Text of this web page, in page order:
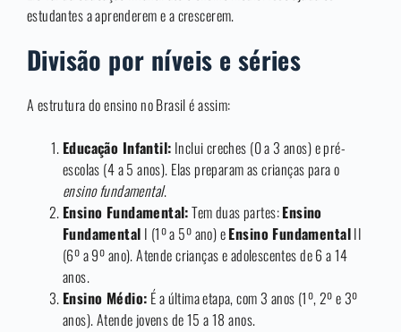
estudantes a aprenderem e a crescerem.
Divisão por níveis e séries
A estrutura do ensino no Brasil é assim:
Educação Infantil: Inclui creches (0 a 3 anos) e pré-
escolas (4 a 5 anos). Elas preparam as crianças para o
ensino fundamental.
Ensino Fundamental:Tem duas partes:Ensino
Fundamental I (1º a 5º ano) eEnsino FundamentalII
(6º a 9º ano). Atende crianças e adolescentes de 6 a 14
anos.
Ensino Médio: É a última etapa, com 3 anos (1º, 2º e 3º
anos). Atende jovens de 15 a 18 anos.